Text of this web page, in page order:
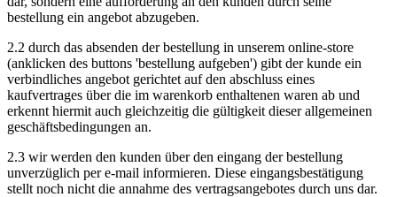
bestellung ein angebot abzugeben.
2.2 durch das absenden der bestellung in unserem online-store
(anklicken des buttons 'bestellung aufgeben') gibt der kunde ein
verbindliches angebot gerichtet auf den abschluss eines
kaufvertrages über die im warenkorb enthaltenen waren ab und
erkennt hiermit auch gleichzeitig die gültigkeit dieser allgemeinen
geschäftsbedingungen an.
2.3 wir werden den kunden über den eingang der bestellung
unverzüglich per e-mail informieren. Diese eingangsbestätigung
stellt noch nicht die annahme des vertragsangebotes durch uns dar.